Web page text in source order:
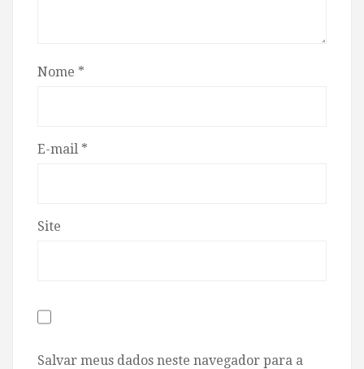
Nome *
E-mail *
Site
Salvar meus dados neste navegador para a